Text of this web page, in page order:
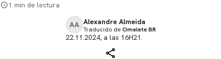
1 min de lectura
AA Alexandre Almeida
Traducido deOmelete BR
22.11.2024, a las 16H21.